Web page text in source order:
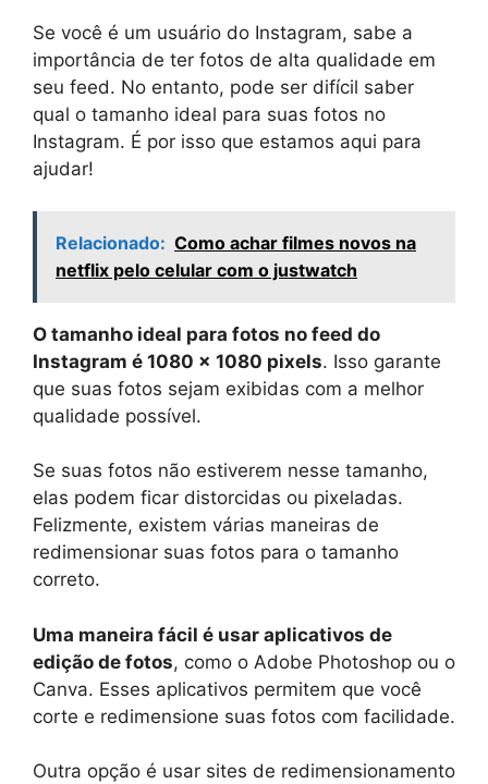
Se você é um usuário do Instagram, sabe a
importância de ter fotos de alta qualidade em
seu feed. No entanto, pode ser difícil saber
qual o tamanho ideal para suas fotos no
Instagram. É por isso que estamos aqui para
ajudar!
Relacionado: Como achar filmes novos na
netflix pelo celular com o justwatch
O tamanho ideal para fotos no feed do
Instagram é 1080 x 1080 pixels. Isso garante
que suas fotos sejam exibidas com a melhor
qualidade possível.
Se suas fotos não estiverem nesse tamanho,
elas podem ficar distorcidas ou pixeladas.
Felizmente, existem várias maneiras de
redimensionar suas fotos para o tamanho
correto.
Uma maneira fácil é usar aplicativos de
edição de fotos, como o Adobe Photoshop ou o
Canva. Esses aplicativos permitem que você
corte e redimensione suas fotos com facilidade.
Outra opção é usar sites de redimensionamento